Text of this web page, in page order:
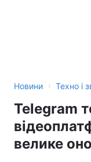
Новини › Техно і
Telegram
велике